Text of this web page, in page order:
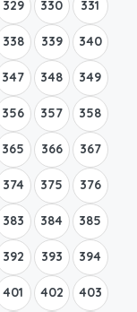
329 330 331
338 339 340
347 348 349
356 357 358
365 366 367
374 375 376
383 384 385
392 393 394
401 402 403